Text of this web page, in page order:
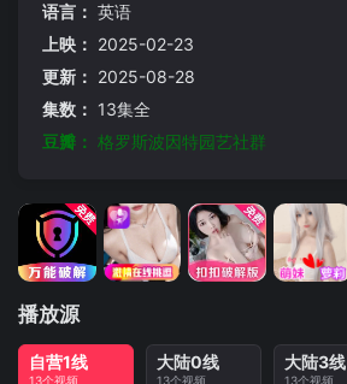
语言： 英语
上映： 2025-02-23
更新： 2025-08-28
集数： 13集全
豆瓣： 格罗斯波因特园艺社群
播放源
自营1线
13个视频
大陆0线
13个视频
大陆3线
13个视频